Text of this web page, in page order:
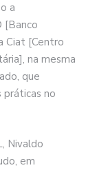
a
[Banco
Ciat [Centro
na mesma
que
no
Nivaldo
em